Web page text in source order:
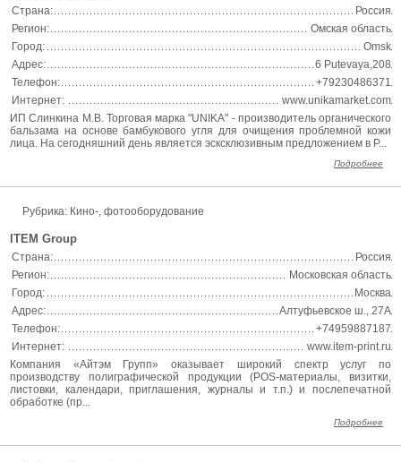
Страна:
Россия
Регион:
Омская область
Город:
Omsk
Адрес:
6 Putevaya,208
Телефон:
+79230486371
Интернет:
www.unikamarket.com
ИП Слинкина М.В. Торговая марка "UNIKA" - производитель органического
бальзама на основе бамбукового угля для очищения проблемной кожи
лица. На сегодняшний день является эсксклюзивным предложением в Р...
Подробнее
Рубрика: Кино-, фотооборудование
ITEM Group
Страна:
Россия
Регион:
Московская область
Город:
Москва
Адрес:
Алтуфьевское ш., 27А
Телефон:
+74959887187
Интернет:
www.item-print.ru
Компания «Айтэм Групп» оказывает широкий спектр услуг по
производству полиграфической продукции (POS-материалы, визитки,
листовки, календари, приглашения, журналы и т.п.) и послепечатной
обработке (пр...
Подробнее